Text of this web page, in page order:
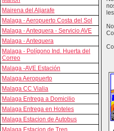
Mairena del Aljarafe
Malaga - Aeropuerto Costa del Sol
Malaga - Antequera - Servicio AVE
Malaga - Antequera
Malaga - Polígono Ind. Huerta del
Correo
Malaga -AVE Estación
Malaga Aeropuerto
Malaga CC Vialia
Malaga Entrega a Domicilio
Malaga Entrega en Hoteles
Malaga Estacion de Autobus
Malaga Estacion de Tren